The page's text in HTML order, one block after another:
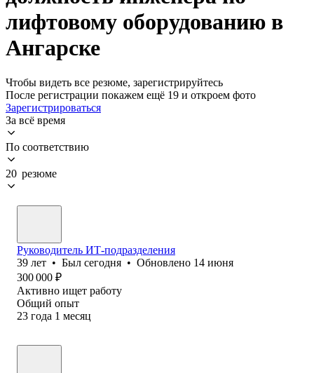
лифтовому оборудованию в
Ангарске
Чтобы видеть все резюме, зарегистрируйтесь
После регистрации покажем ещё 19 и откроем фото
Зарегистрироваться
За всё время
По соответствию
20 резюме
Руководитель ИТ-подразделения
39 лет • Был сегодня • Обновлено 14 июня
300 000 ₽
Активно ищет работу
Общий опыт
23 года 1 месяц